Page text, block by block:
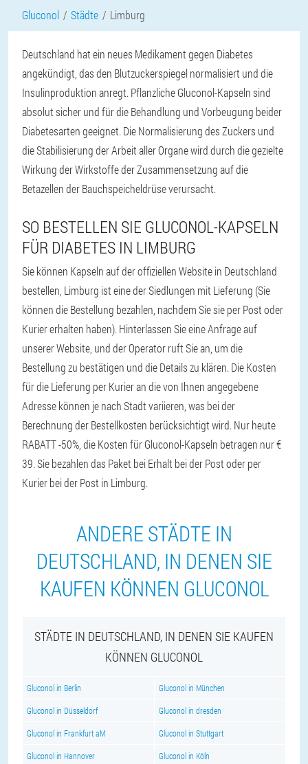
Gluconol Städte Limburg
Deutschland hat ein neues Medikament gegen Diabetes
angekündigt, das den Blutzuckerspiegel normalisiert und die
Insulinproduktion anregt. Pflanzliche Gluconol-Kapseln sind
absolut sicher und für die Behandlung und Vorbeugung beider
Diabetesarten geeignet. Die Normalisierung des Zuckers und
die Stabilisierung der Arbeit aller Organe wird durch die gezielte
Wirkung der Wirkstoffe der Zusammensetzung auf die
Betazellen der Bauchspeicheldrüse verursacht.
SO BESTELLEN SIE GLUCONOL-KAPSELN
FÜR DIABETES IN LIMBURG
Sie können Kapseln auf der offiziellen Website in Deutschland
bestellen, Limburg ist eine der Siedlungen mit Lieferung (Sie
können die Bestellung bezahlen, nachdem Sie sie per Post oder
Kurier erhalten haben). Hinterlassen Sie eine Anfrage auf
unserer Website, und der Operator ruft Sie an, um die
Bestellung zu bestätigen und die Details zu klären. Die Kosten
für die Lieferung per Kurier an die von Ihnen angegebene
Adresse können je nach Stadt variieren, was bei der
Berechnung der Bestellkosten berücksichtigt wird. Nur heute
RABATT -50%, die Kosten für Gluconol-Kapseln betragen nur €
39. Sie bezahlen das Paket bei Erhalt bei der Post oder per
Kurier bei der Post in Limburg.
ANDERE STÄDTE IN
DEUTSCHLAND, IN DENEN SIE
KAUFEN KÖNNEN GLUCONOL
STÄDTE IN DEUTSCHLAND, IN DENEN SIE KAUFEN
KÖNNEN GLUCONOL
Gluconol in Berlin Gluconol in München
Gluconol in Düsseldorf Gluconol in dresden
Gluconol in Frankfurt aM Gluconol in Stuttgart
Gluconol in Hannover Gluconol in Köln